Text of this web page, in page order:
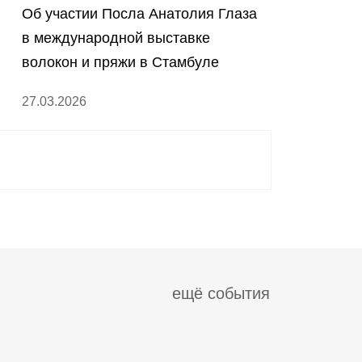
Об участии Посла Анатолия Глаза
в международной выставке
волокон и пряжи в Стамбуле
27.03.2026
ещё события